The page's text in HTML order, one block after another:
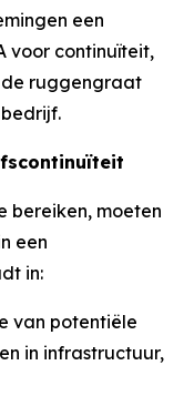
een
voor continuïteit,
de ruggengraat
bereiken, moeten
een
in:
van potentiële
in infrastructuur,